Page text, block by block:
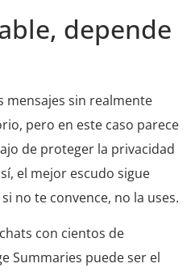
depende
mensajes sin realmente
pero en este caso parece
de proteger la privacidad
el mejor escudo sigue
no te convence, no la uses.
con cientos de
Summaries puede ser el